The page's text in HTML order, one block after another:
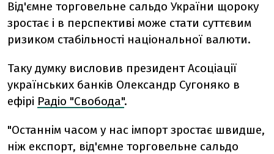
Від'ємне торговельне сальдо України щороку
зростає і в перспективі може стати суттєвим
ризиком стабільності національної валюти.
Таку думку висловив президент Асоціації
українських банків Олександр Сугоняко в
ефірі Радіо "Свобода".
"Останнім часом у нас імпорт зростає швидше,
ніж експорт, від'ємне торговельне сальдо